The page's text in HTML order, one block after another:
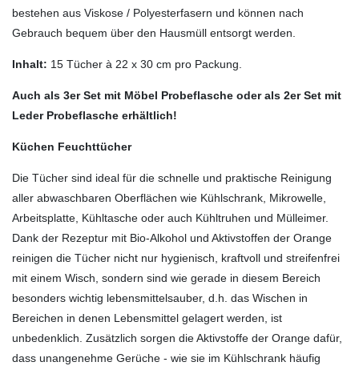
bestehen aus Viskose / Polyesterfasern und können nach
Gebrauch bequem über den Hausmüll entsorgt werden.
Inhalt: 15 Tücher à 22 x 30 cm pro Packung.
Auch als 3er Set mit Möbel Probeflasche oder als 2er Set mit
Leder Probeflasche erhältlich!
Küchen Feuchttücher
Die Tücher sind ideal für die schnelle und praktische Reinigung
aller abwaschbaren Oberflächen wie Kühlschrank, Mikrowelle,
Arbeitsplatte, Kühltasche oder auch Kühltruhen und Mülleimer.
Dank der Rezeptur mit Bio-Alkohol und Aktivstoffen der Orange
reinigen die Tücher nicht nur hygienisch, kraftvoll und streifenfrei
mit einem Wisch, sondern sind wie gerade in diesem Bereich
besonders wichtig lebensmittelsauber, d.h. das Wischen in
Bereichen in denen Lebensmittel gelagert werden, ist
unbedenklich. Zusätzlich sorgen die Aktivstoffe der Orange dafür,
dass unangenehme Gerüche - wie sie im Kühlschrank häufig